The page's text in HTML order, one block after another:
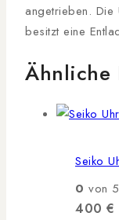
angetrieben.
besitzt eine
Ähnliche
Seiko
0 von 5
400 €